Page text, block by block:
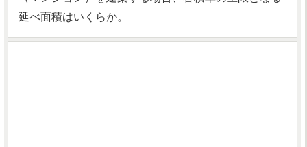
延べ面積はいくらか。